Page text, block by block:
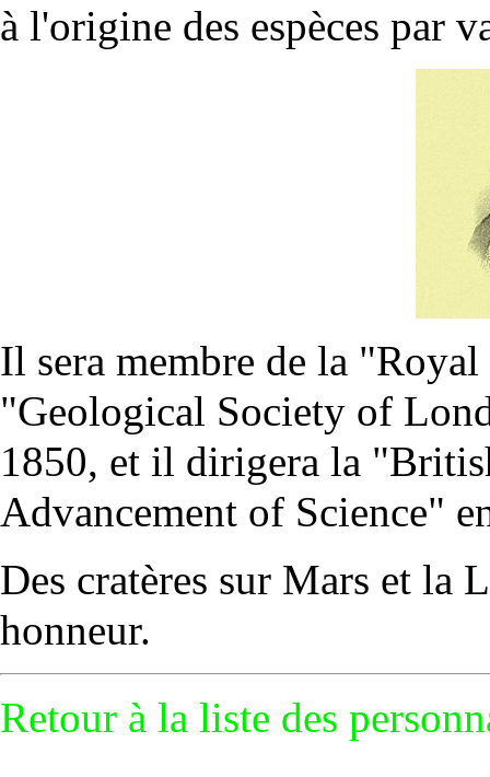
à l'origine des espèces par
Il sera membre de la
"Geological Society of
1850, et il dirigera la
Advancement of Science"
Des cratères sur Mars et la
honneur.
Retour à la liste des